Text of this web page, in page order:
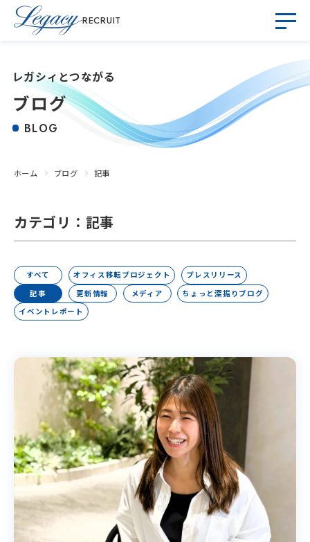
RECRUIT
イベント
エントリー
レガシィとつながる
ブログ
BLOG
ホーム ブログ 記事
カテゴリ：記事
すべて オフィス移転プロジェクト
プレスリリース
記事
更新情報 メディア
ちょっと深掘りブログ
イベントレポート